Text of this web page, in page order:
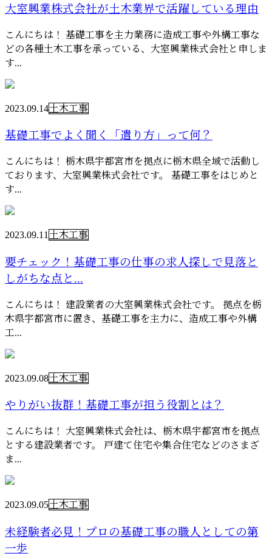
大室興業株式会社が土木業界で活躍している理由
こんにちは！ 基礎工事を主力業務に造成工事や外構工事な
どの各種土木工事を承っている、大室興業株式会社と申しま
す...
2023.09.14土木工事
基礎工事でよく聞く「遣り方」って何？
こんにちは！ 栃木県宇都宮市を拠点に栃木県全域で活動し
ております、大室興業株式会社です。 基礎工事をはじめと
す...
2023.09.11 土木工事
要チェック！基礎工事の仕事の求人探しで見落と
しがちな点と...
こんにちは！ 建設業者の大室興業株式会社です。 拠点を栃
木県宇都宮市に置き、基礎工事を主力に、造成工事や外構
工...
2023.09.08土木工事
やりがい抜群！基礎工事が担う役割とは？
こんにちは！ 大室興業株式会社は、栃木県宇都宮市を拠点
とする建設業者です。 戸建て住宅や集合住宅などのさまざ
ま...
2023.09.05土木工事
未経験者必見！プロの基礎工事の職人としての第
一歩